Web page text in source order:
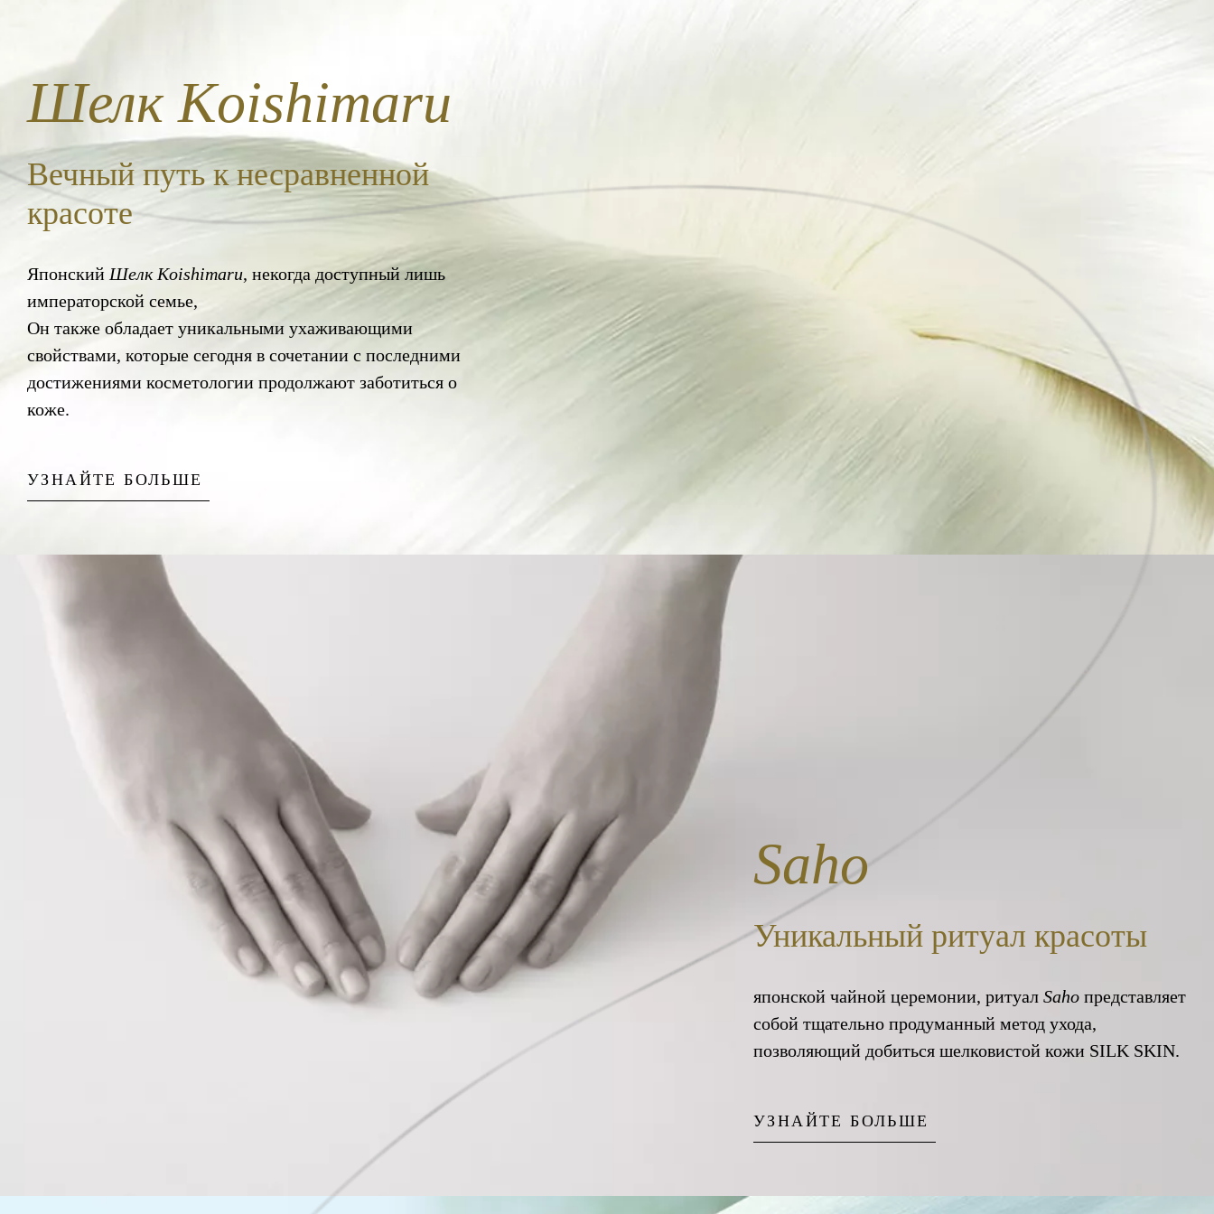
Шелк Koishimaru
Вечный путь к несравненной
красоте
Японский Шелк Koishimaru, некогда доступный лишь
императорской семье,
Он также обладает уникальными ухаживающими
свойствами, которые сегодня в сочетании с последними
достижениями косметологии продолжают заботиться о
коже.
УЗНАЙТЕ БОЛЬШЕ
Saho
Уникальный ритуал красоты
японской чайной церемонии, ритуал Saho представляет
собой тщательно продуманный метод ухода,
позволяющий добиться шелковистой кожи SILK SKIN.
УЗНАЙТЕ БОЛЬШЕ